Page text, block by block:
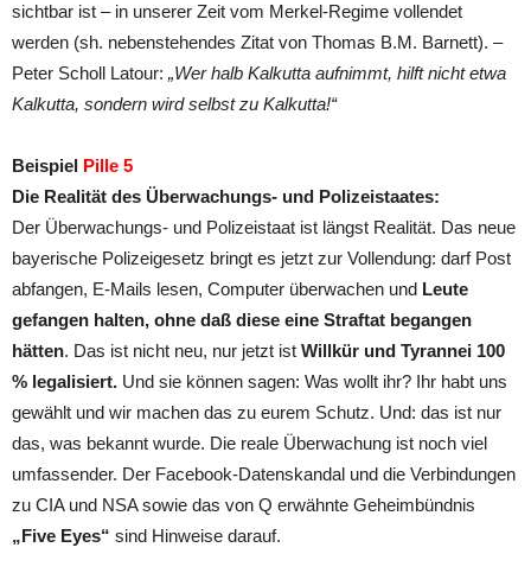
sichtbar ist – in unserer Zeit vom Merkel-Regime vollendet
werden (sh. nebenstehendes Zitat von Thomas B.M. Barnett). –
Peter Scholl Latour: „Wer halb Kalkutta aufnimmt, hilft nicht etwa
Kalkutta, sondern wird selbst zu Kalkutta!“
Beispiel Pille 5
Die Realität des Überwachungs- und Polizeistaates:
Der Überwachungs- und Polizeistaat ist längst Realität. Das neue
bayerische Polizeigesetz bringt es jetzt zur Vollendung: darf Post
abfangen, E-Mails lesen, Computer überwachen und Leute
gefangen halten, ohne daß diese eine Straftat begangen
hätten. Das ist nicht neu, nur jetzt ist Willkür und Tyrannei 100
% legalisiert. Und sie können sagen: Was wollt ihr? Ihr habt uns
gewählt und wir machen das zu eurem Schutz. Und: das ist nur
das, was bekannt wurde. Die reale Überwachung ist noch viel
umfassender. Der Facebook-Datenskandal und die Verbindungen
zu CIA und NSA sowie das von Q erwähnte Geheimbündnis
„Five Eyes“ sind Hinweise darauf.